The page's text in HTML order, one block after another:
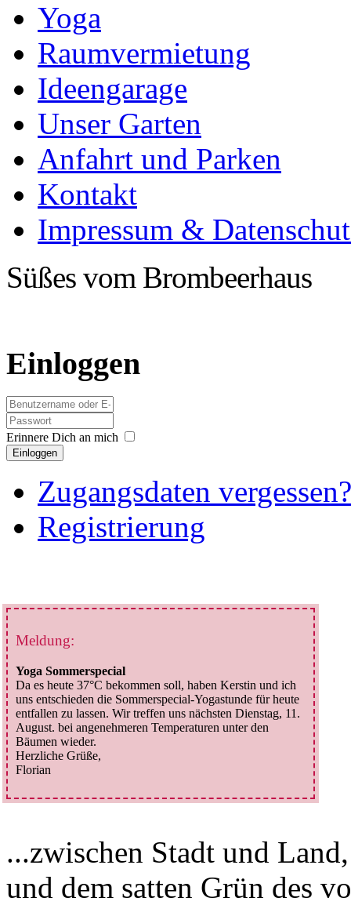
Yoga
Raumvermietung
Ideengarage
Unser Garten
Anfahrt und Parken
Kontakt
Impressum &
Süßes vom Brombeerhaus
Einloggen
Erinnere Dich an mich
Einloggen
Zugangsdaten vergessen?
Registrierung
Meldung:
Yoga Sommerspecial
Da es heute 37°C bekommen soll, haben Kerstin und ich
uns entschieden die Sommerspecial-Yogastunde für heute
entfallen zu lassen. Wir treffen uns nächsten Dienstag, 11.
August. bei angenehmeren Temperaturen unter den
Bäumen wieder.
Herzliche Grüße,
Florian
...zwischen Stadt und
und dem satten Grün des